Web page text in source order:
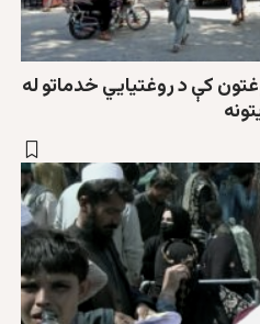
کې د روغتیایي خدماتو له